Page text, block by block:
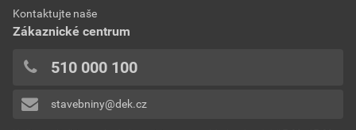
Dokumenty výrobce
výrobce
typ
reakce na oheň
Přidávat hodnocení může pouze přihlášený uživatel.
Kontaktujte naše
Zákaznické centrum
510 000 100
stavebniny@dek.cz